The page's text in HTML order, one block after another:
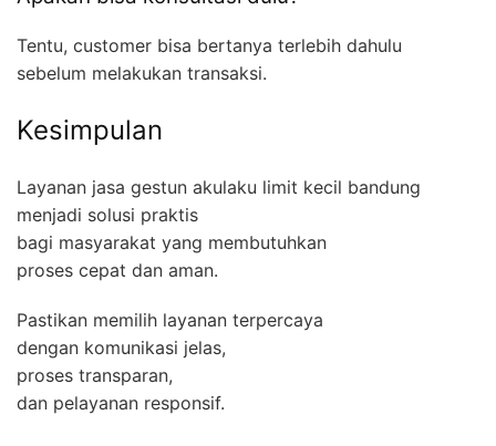
Tentu, customer bisa bertanya terlebih dahulu
sebelum melakukan transaksi.
Kesimpulan
Layanan jasa gestun akulaku limit kecil bandung
menjadi solusi praktis
bagi masyarakat yang membutuhkan
proses cepat dan aman.
Pastikan memilih layanan terpercaya
dengan komunikasi jelas,
proses transparan,
dan pelayanan responsif.